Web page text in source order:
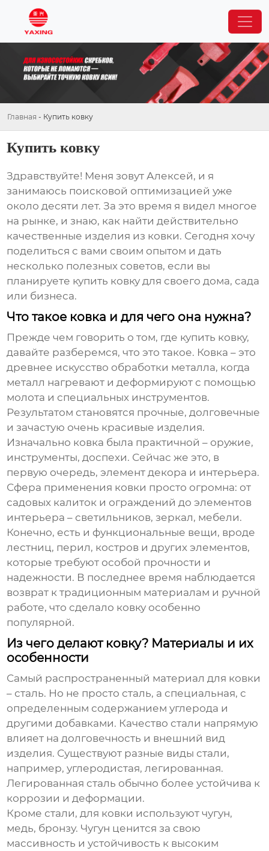
Главная - Купить ковку
Купить ковку
Здравствуйте! Меня зовут Алексей, и я
занимаюсь поисковой оптимизацией уже
около десяти лет. За это время я видел многое
на рынке, и знаю, как найти действительно
качественные изделия из ковки. Сегодня хочу
поделиться с вами своим опытом и дать
несколько полезных советов, если вы
планируете купить ковку для своего дома, сада
или бизнеса.
Что такое ковка и для чего она нужна?
Прежде чем говорить о том, где купить ковку,
давайте разберемся, что это такое. Ковка – это
древнее искусство обработки металла, когда
металл нагревают и деформируют с помощью
молота и специальных инструментов.
Результатом становятся прочные, долговечные
и зачастую очень красивые изделия.
Изначально ковка была практичной – оружие,
инструменты, доспехи. Сейчас же это, в
первую очередь, элемент декора и интерьера.
Сфера применения ковки просто огромна: от
садовых калиток и ограждений до элементов
интерьера – светильников, зеркал, мебели.
Конечно, есть и функциональные вещи, вроде
лестниц, перил, костров и других элементов,
которые требуют особой прочности и
надежности. В последнее время наблюдается
возврат к традиционным материалам и ручной
работе, что сделало ковку особенно
популярной.
Из чего делают ковку? Материалы и их
особенности
Самый распространенный материал для ковки
– сталь. Но не просто сталь, а специальная, с
определенным содержанием углерода и
другими добавками. Качество стали напрямую
влияет на долговечность и внешний вид
изделия. Существуют разные виды стали,
например, углеродистая, легированная.
Легированная сталь обычно более устойчива к
коррозии и деформации.
Кроме стали, для ковки используют чугун,
медь, бронзу. Чугун ценится за свою
массивность и устойчивость к высоким